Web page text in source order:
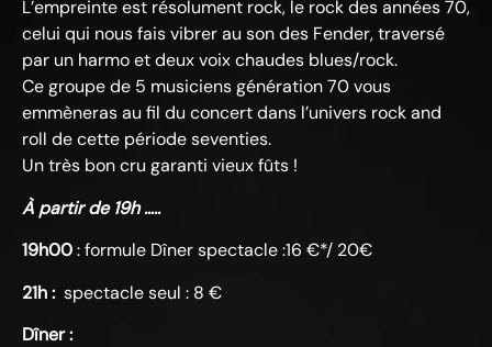
L’empreinte est résolument rock, le rock des années 70,
celui qui nous fais vibrer au son des Fender, traversé
par un harmo et deux voix chaudes blues/rock.
Ce groupe de 5 musiciens génération 70 vous
emmèneras au fil du concert dans l’univers rock and
roll de cette période seventies.
Un très bon cru garanti vieux fûts !
À partir de 19h …..
19h00: formule Dîner spectacle :16 €*/ 20€
21h : spectacle seul : 8 €
Dîner: